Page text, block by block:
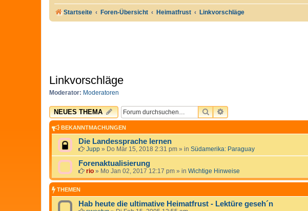
Startseite Foren-Übersicht Heimatfrust Linkvorschläge
Linkvorschläge
Moderator: Moderatoren
NEUES THEMA SUCHEERWEITERTE SUCHE
BEKANNTMACHUNGEN
Die Landessprache lernen
Jupp » Do Mär 15, 2018 2:31 pm » in Südamerika: Paraguay
Forenaktualisierung
rio » Mo Jan 02, 2017 12:17 pm » in Wichtige Hinweise
THEMEN
Hab heute die ultimative Heimatfrust - Lektüre geseh´n